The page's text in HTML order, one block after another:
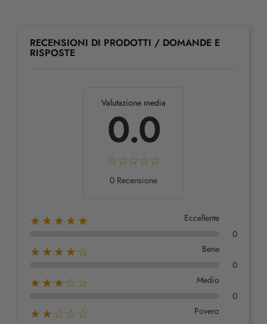
RECENSIONI DI PRODOTTI / DOMANDE E
RISPOSTE
Valutazione media
0.0
0 Recensione
★★★★★
Eccellente
0
★★★★☆
Bene
0
★★★☆☆
Medio
0
★★☆☆☆
Povero